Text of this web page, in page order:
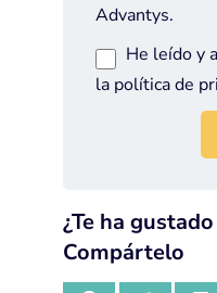
Advantys.
He leído y
la política de
¿Te ha
Compártelo